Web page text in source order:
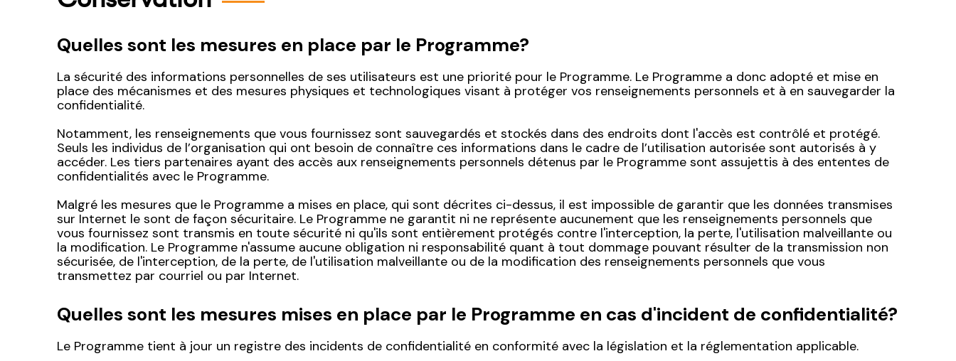
Quelles sont les mesures en place par le Programme?
La sécurité des informations personnelles de ses utilisateurs est une priorité pour le Programme. Le Programme a donc adopté et mise en
place des mécanismes et des mesures physiques et technologiques visant à protéger vos renseignements personnels et à en sauvegarder la
confidentialité.
Notamment, les renseignements que vous fournissez sont sauvegardés et stockés dans des endroits dont l'accès est contrôlé et protégé.
Seuls les individus de l’organisation qui ont besoin de connaître ces informations dans le cadre de l’utilisation autorisée sont autorisés à y
accéder. Les tiers partenaires ayant des accès aux renseignements personnels détenus par le Programme sont assujettis à des ententes de
confidentialités avec le Programme.
Malgré les mesures que le Programme a mises en place, qui sont décrites ci-dessus, il est impossible de garantir que les données transmises
sur Internet le sont de façon sécuritaire. Le Programme ne garantit ni ne représente aucunement que les renseignements personnels que
vous fournissez sont transmis en toute sécurité ni qu'ils sont entièrement protégés contre l'interception, la perte, l'utilisation malveillante ou
la modification. Le Programme n'assume aucune obligation ni responsabilité quant à tout dommage pouvant résulter de la transmission non
sécurisée, de l'interception, de la perte, de l'utilisation malveillante ou de la modification des renseignements personnels que vous
transmettez par courriel ou par Internet.
Quelles sont les mesures mises en place par le Programme en cas d'incident de confidentialité?
Le Programme tient à jour un registre des incidents de confidentialité en conformité avec la législation et la réglementation applicable.